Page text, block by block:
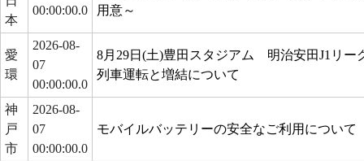
本
00:00:00.0
用意～
愛
環
2026-08-
07
00:00:00.0
8月29日(土)豊田スタジアム 明治安田J1リー
列車運転と増結について
神
戸
市
2026-08-
07
00:00:00.0
モバイルバッテリーの安全なご利用について